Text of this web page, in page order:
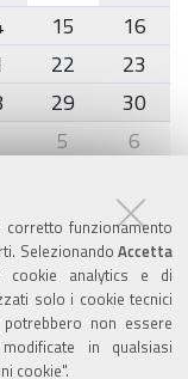
funzionamento
Selezionando Accetta
cookie analytics e di
solo i cookie tecnici
non essere
in qualsiasi
cookie".
15
16
22
23
29
30
5 6
sito